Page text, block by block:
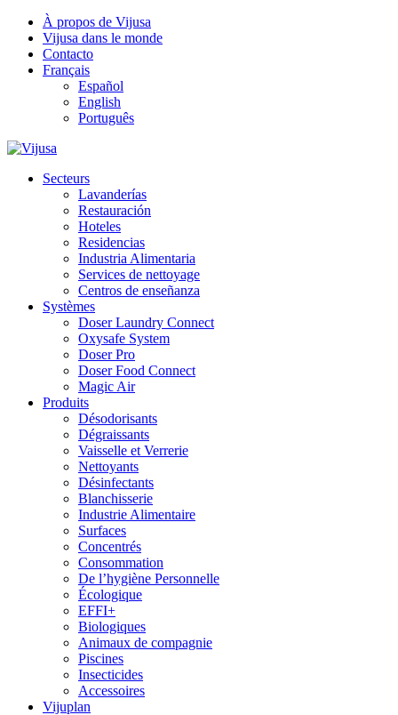
À propos de Vijusa
Vijusa dans le monde
Contacto
Français
Español
English
Português
Secteurs
Lavanderías
Restauración
Hoteles
Residencias
Industria Alimentaria
Services de nettoyage
Centros de enseñanza
Systèmes
Doser Laundry Connect​
Oxysafe System
Doser Pro
Doser Food Connect
Magic Air
Produits
Désodorisants
Dégraissants
Vaisselle et Verrerie
Nettoyants
Désinfectants
Blanchisserie
Industrie Alimentaire
Surfaces
Concentrés
Consommation
De l’hygiène Personnelle
Écologique
EFFI+
Biologiques
Animaux de compagnie
Piscines
Insecticides
Accessoires
Vijuplan